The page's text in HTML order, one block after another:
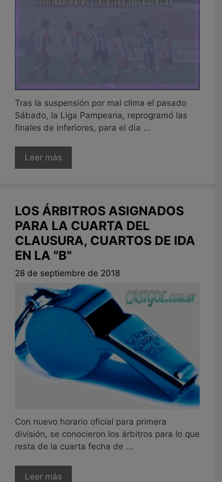
Tras la suspensión por mal clima el pasado
Sábado, la Liga Pampeana, reprogramó las
finales de inferiores, para el dia ...
Leer más
LOS ÁRBITROS ASIGNADOS
PARA LA CUARTA DEL
CLAUSURA, CUARTOS DE IDA
EN LA "B"
28 de septiembre de 2018
Con nuevo horario oficial para primera
división, se conocieron los árbitros para lo que
resta de la cuarta fecha de ...
Leer más